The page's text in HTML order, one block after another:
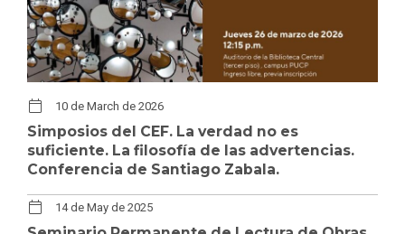
10 de March de 2026
Simposios del CEF. La verdad no es
suficiente. La filosofía de las advertencias.
Conferencia de Santiago Zabala.
14 de May de 2025